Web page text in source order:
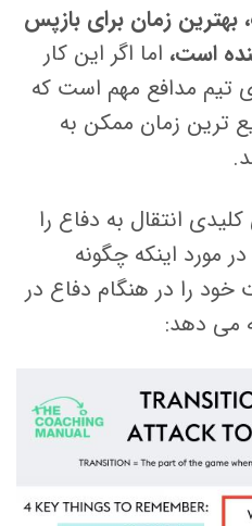
زمان برای بازپس
اما اگر این کار
تیم مدافع مهم است که
ترین زمان ممکن به
انتقال به دفاع را
مورد اینکه چگونه
خود را در هنگام دفاع در
می دهد: